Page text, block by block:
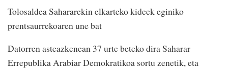
Tolosaldea Sahararekin elkarteko kideek eginiko
prentsaurrekoaren une bat
Datorren asteazkenean 37 urte beteko dira Saharar
Errepublika Arabiar Demokratikoa sortu zenetik, eta